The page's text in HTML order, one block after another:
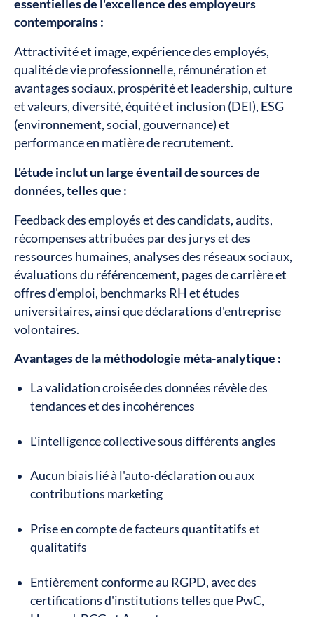
essentielles de l'excellence des employeurs
contemporains :
Attractivité et image, expérience des employés,
qualité de vie professionnelle, rémunération et
avantages sociaux, prospérité et leadership, culture
et valeurs, diversité, équité et inclusion (DEI), ESG
(environnement, social, gouvernance) et
performance en matière de recrutement.
L'étude inclut un large éventail de sources de
données, telles que :
Feedback des employés et des candidats, audits,
récompenses attribuées par des jurys et des
ressources humaines, analyses des réseaux sociaux,
évaluations du référencement, pages de carrière et
offres d'emploi, benchmarks RH et études
universitaires, ainsi que déclarations d'entreprise
volontaires.
Avantages de la méthodologie méta-analytique :
La validation croisée des données révèle des
tendances et des incohérences
L'intelligence collective sous différents angles
Aucun biais lié à l'auto-déclaration ou aux
contributions marketing
Prise en compte de facteurs quantitatifs et
qualitatifs
Entièrement conforme au RGPD, avec des
certifications d'institutions telles que PwC,